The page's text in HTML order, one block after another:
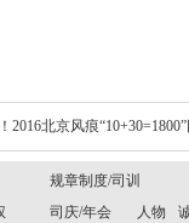
2016北京风痕
规章制度/司训
司庆/年会 人物